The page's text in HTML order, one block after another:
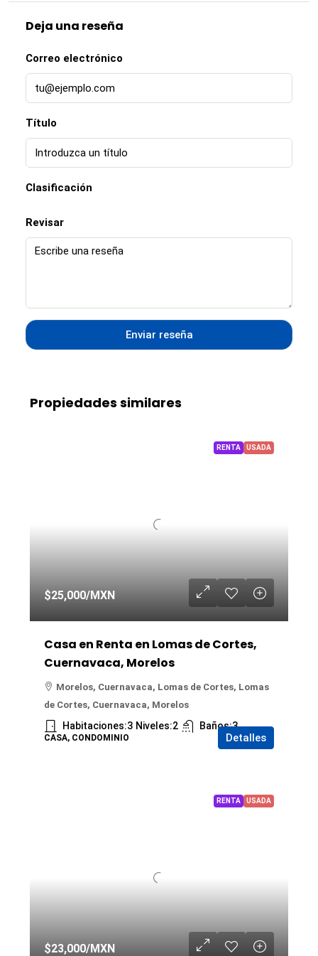
Deja una reseña
Correo electrónico
Título
Clasificación
Revisar
Enviar reseña
Propiedades similares
RENTA USADA
$25,000/MXN
Casa en Renta en Lomas de Cortes,
Cuernavaca, Morelos
Morelos, Cuernavaca, Lomas de Cortes, Lomas
de Cortes, Cuernavaca, Morelos
Habitaciones:3 Niveles:2 Baños:3
CASA, CONDOMINIO Detalles
RENTA USADA
$23,000/MXN